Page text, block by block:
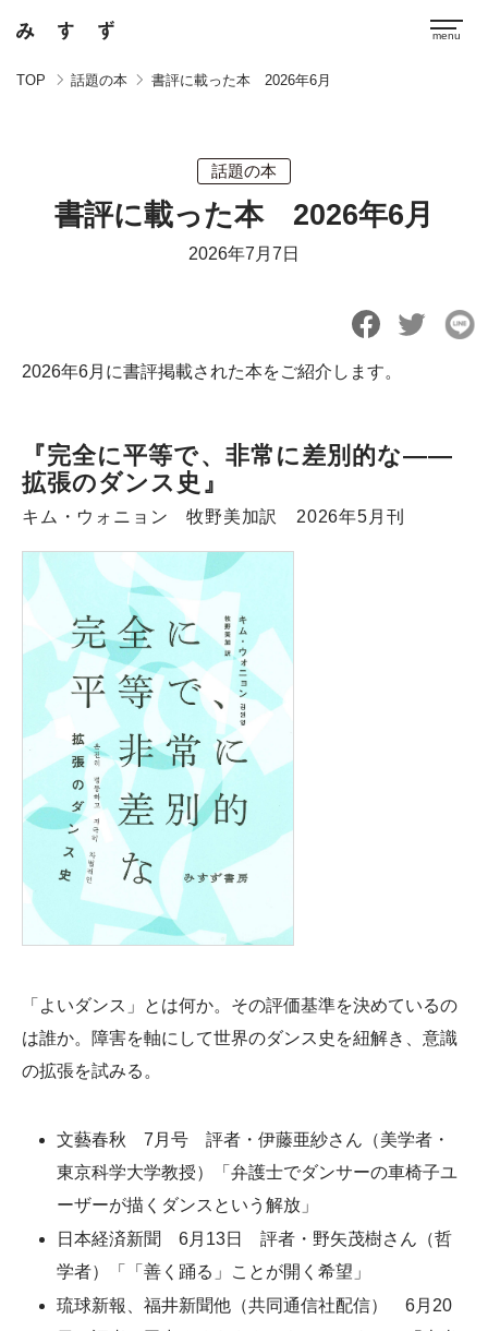
TOP 話題の本 書評に載った本 2026年6月
話題の本
書評に載った本 2026年6月
2026年7月7日
2026年6月に書評掲載された本をご紹介します。
『完全に平等で、非常に差別的な――
拡張のダンス史』
キム・ウォニョン 牧野美加訳 2026年5月刊
「よいダンス」とは何か。その評価基準を決めているの
は誰か。障害を軸にして世界のダンス史を紐解き、意識
の拡張を試みる。
文藝春秋 7月号 評者・伊藤亜紗さん（美学者・
東京科学大学教授）「弁護士でダンサーの車椅子ユ
ーザーが描くダンスという解放」
日本経済新聞 6月13日 評者・野矢茂樹さん（哲
学者）「「善く踊る」ことが開く希望」
琉球新報、福井新聞他（共同通信社配信） 6月20